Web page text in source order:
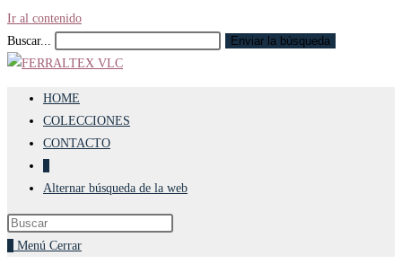
Ir al contenido
Buscar...
Enviar la búsqueda
HOME
COLECCIONES
CONTACTO
Alternar búsqueda de la web
Menú Cerrar